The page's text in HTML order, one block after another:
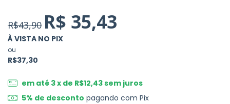
R$43,90 R$ 35,43
À VISTA NO PIX
ou
R$37,30
em até 3x de R$12,43sem juros
5% de desconto pagando com Pix